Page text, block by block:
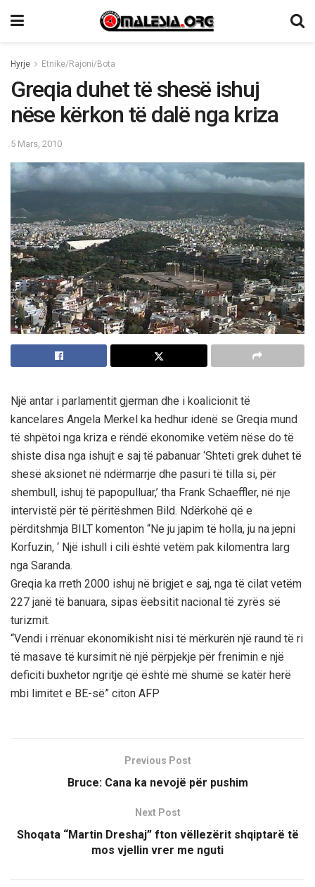
Hyrje Etnike/Rajoni/Bota
Greqia duhet të shesë ishuj
nëse kërkon të dalë nga kriza
5 Mars, 2010
Një antar i parlamentit gjerman dhe i koalicionit të
kancelares Angela Merkel ka hedhur idenë se Greqia mund
të shpëtoi nga kriza e rëndë ekonomike vetëm nëse do të
shiste disa nga ishujt e saj të pabanuar ‘Shteti grek duhet të
shesë aksionet në ndërmarrje dhe pasuri të tilla si, për
shembull, ishuj të papopulluar,’ tha Frank Schaeffler, në nje
intervistë për të përitëshmen Bild. Ndërkohë që e
përditshmja BILT komenton “Ne ju japim të holla, ju na jepni
Korfuzin, ‘ Një ishull i cili është vetëm pak kilomentra larg
nga Saranda.
Greqia ka rreth 2000 ishuj në brigjet e saj, nga të cilat vetëm
227 janë të banuara, sipas ëebsitit nacional të zyrës së
turizmit.
“Vendi i rrënuar ekonomikisht nisi të mërkurën një raund të ri
të masave të kursimit në një përpjekje për frenimin e një
deficiti buxhetor ngritje që është më shumë se katër herë
mbi limitet e BE-së” citon AFP
Previous Post
Bruce: Cana ka nevojë për pushim
Next Post
Shoqata “Martin Dreshaj” fton vëllezërit shqiptarë të
mos vjellin vrer me nguti